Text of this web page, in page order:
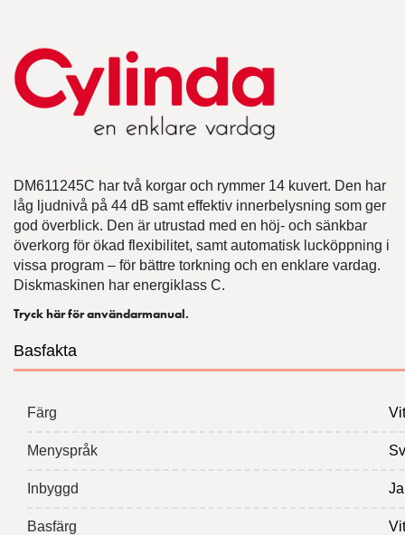
DM611245C har två korgar och rymmer 14 kuvert. Den har
låg ljudnivå på 44 dB samt effektiv innerbelysning som ger
god överblick. Den är utrustad med en höj- och sänkbar
överkorg för ökad flexibilitet, samt automatisk lucköppning i
vissa program – för bättre torkning och en enklare vardag.
Diskmaskinen har energiklass C.
Tryck här för användarmanual.
Basfakta
Färg Vit
Menyspråk
Inbyggd Ja
Basfärg Vit